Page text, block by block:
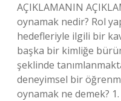
AÇIKLAMANIN
oynamak nedir? Rol
hedefleriyle ilgili bir
başka bir kimliğe
şeklinde
deneyimsel bir
oynamak ne demek?